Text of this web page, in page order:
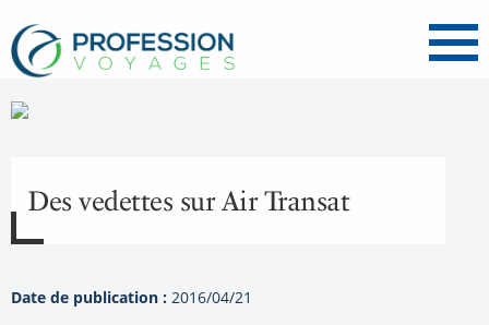
Menu
Des vedettes sur Air Transat
Date de publication : 2016/04/21